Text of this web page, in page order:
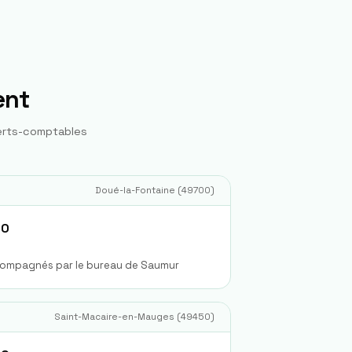
comptables
Doué-la-Fontaine (49700)
par le bureau de Saumur
Saint-Macaire-en-Mauges (49450)